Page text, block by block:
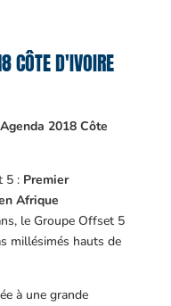
CÔTE D'IVOIRE
2018 Côte
5 : Premier
Afrique
le Groupe Offset 5
millésimés hauts de
à une grande